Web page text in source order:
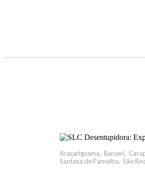
Araçariguama, Barueri,
Santana de Parnaíba, São